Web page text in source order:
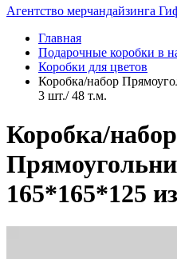
Агентство мерчандайзинга
Главная
Подарочные коробки в
Коробки для цветов
Коробка/набор
3 шт./ 48 т.м.
Коробка/набор
165*165*125